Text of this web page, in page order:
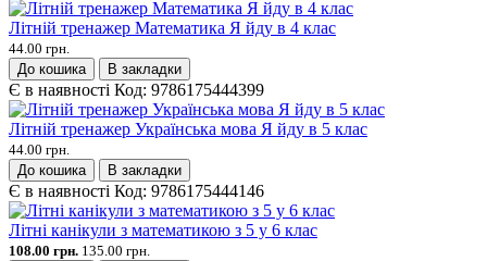
Літній тренажер Математика Я йду в 4 клас
44.00 грн.
До кошика
В закладки
Є в наявності Код: 9786175444399
Літній тренажер Українська мова Я йду в 5 клас
44.00 грн.
До кошика
В закладки
Є в наявності Код: 9786175444146
Літні канікули з математикою з 5 у 6 клас
108.00 грн. 135.00 грн.